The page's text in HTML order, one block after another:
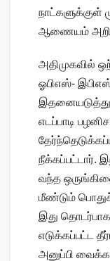
நாட்களுக்குள்
ஆணையம்
அதிமுகவில்
ஓபிஎஸ்-
எடப்பாடி
நீக்கப்பட்டார்.
வந்த
மீண்டும்
இது தொடர்பாக
எடுக்கப்பட்ட
அனுப்பி